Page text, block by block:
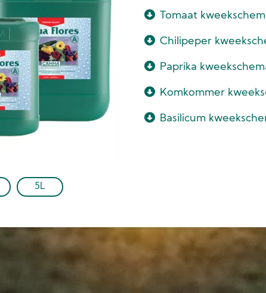
5L
Tomaat
Chilipeper
Paprika
Komkommer
Basilicum